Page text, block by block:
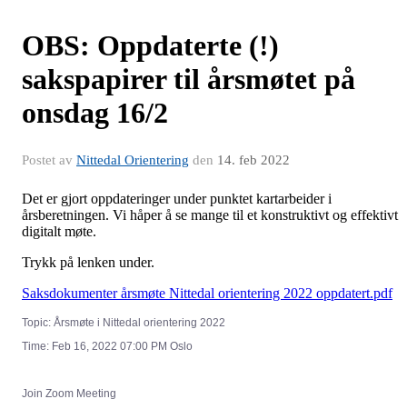
OBS: Oppdaterte (!)
sakspapirer til årsmøtet på
onsdag 16/2
Postet av Nittedal Orientering den 14. feb 2022
Det er gjort oppdateringer under punktet kartarbeider i
årsberetningen. Vi håper å se mange til et konstruktivt og effektivt
digitalt møte.
Trykk på lenken under.
Saksdokumenter årsmøte Nittedal orientering 2022 oppdatert.pdf
Topic: Årsmøte i Nittedal orientering 2022
Time: Feb 16, 2022 07:00 PM Oslo
Join Zoom Meeting